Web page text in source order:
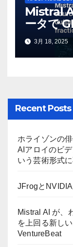
Mistral
ータで
しいオー
リース |
3月 18, 2025
Recent Posts
ホライゾンの
AIアロイのビ
いう芸術形式
JFrogと
Mistral AI が、
を上回る新し
VentureBeat